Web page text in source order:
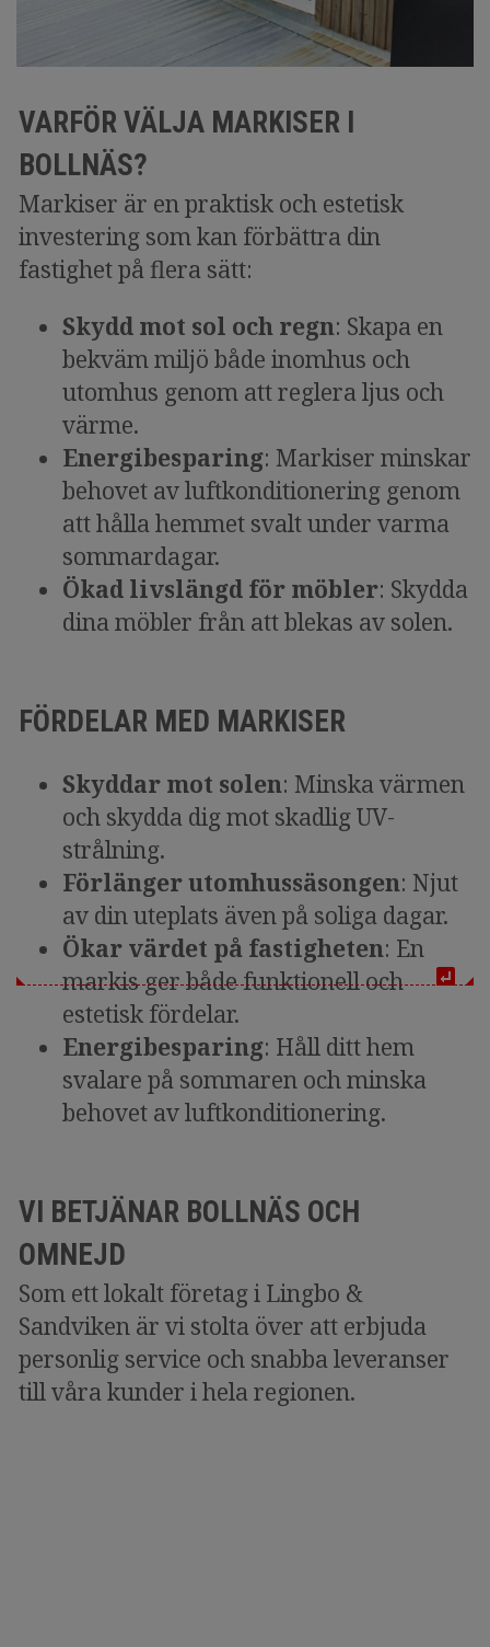
VARFÖR VÄLJA MARKISER I
BOLLNÄS?
Markiser är en praktisk och estetisk
investering som kan förbättra din
fastighet på flera sätt:
Skydd mot sol och regn: Skapa en
bekväm miljö både inomhus och
utomhus genom att reglera ljus och
värme.
Energibesparing: Markiser minskar
behovet av luftkonditionering genom
att hålla hemmet svalt under varma
sommardagar.
Ökad livslängd för möbler: Skydda
dina möbler från att blekas av solen.
FÖRDELAR MED MARKISER
Skyddar mot solen: Minska värmen
och skydda dig mot skadlig UV-
strålning.
Förlänger utomhussäsongen: Njut
av din uteplats även på soliga dagar.
Ökar värdet på fastigheten: En
markis ger både funktionell och
estetisk fördelar.
Energibesparing: Håll ditt hem
svalare på sommaren och minska
behovet av luftkonditionering.
VI BETJÄNAR BOLLNÄS OCH
OMNEJD
Som ett lokalt företag i Lingbo &
Sandviken är vi stolta över att erbjuda
personlig service och snabba leveranser
till våra kunder i hela regionen.